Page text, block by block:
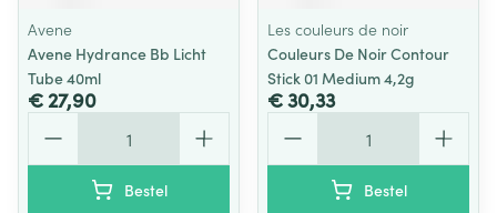
Avene
Avene Hydrance Bb Licht
Tube 40ml
€ 27,90
Bestel
Les couleurs de noir
Couleurs De Noir Contour
Stick 01 Medium 4,2g
€ 30,33
Bestel